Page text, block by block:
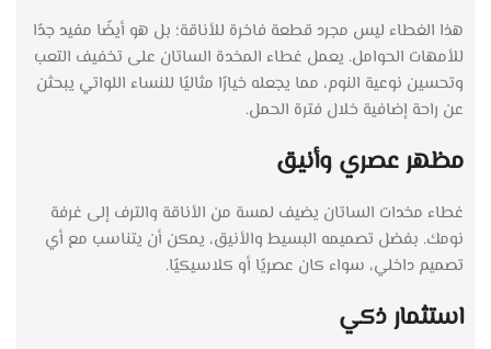
هذا الغطاء ليس مجرد قطعة فاخرة للأناقة؛ بل هو أيضًا مفيد جدًا
للأمهات الحوامل. يعمل غطاء المخدة الساتان على تخفيف التعب
وتحسين نوعية النوم، مما يجعله خيارًا مثاليًا للنساء اللواتي يبحثن
عن راحة إضافية خلال فترة الحمل.
مظهر عصري وأنيق
غطاء مخدات الساتان يضيف لمسة من الأناقة والترف إلى غرفة
نومك. بفضل تصميمه البسيط والأنيق، يمكن أن يتناسب مع أي
تصميم داخلي، سواء كان عصريًا أو كلاسيكيًا.
استثمار ذكي